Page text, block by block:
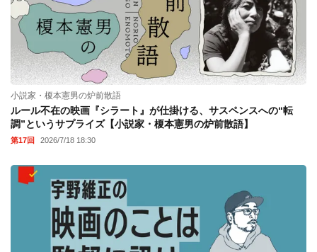
小説家・榎本憲男の炉前散語
ルール不在の映画『シラート』が仕掛ける、サスペンスへの“転
調”というサプライズ【小説家・榎本憲男の炉前散語】
第17回 2026/7/18 18:30